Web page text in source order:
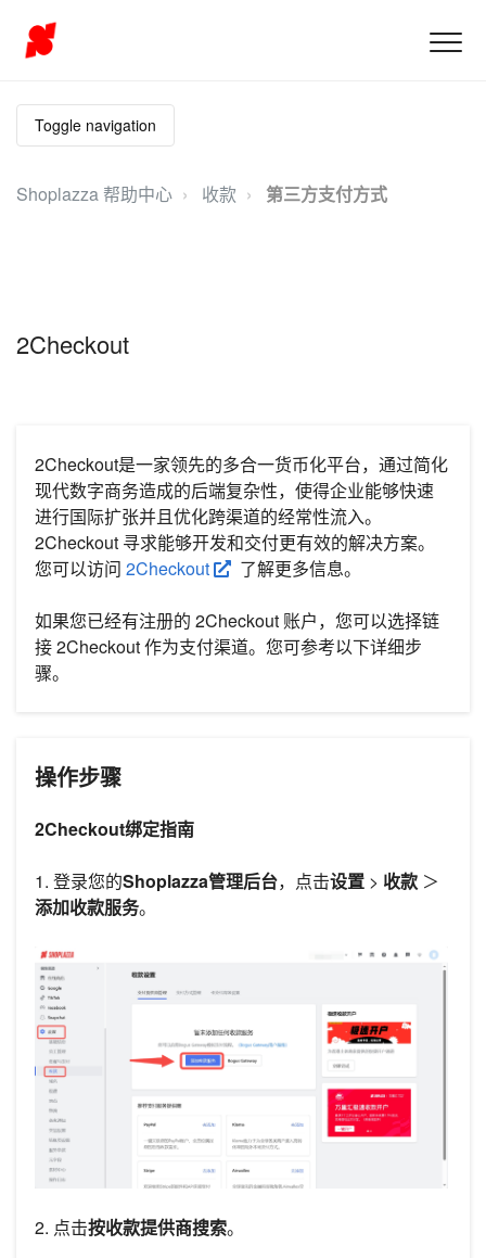
Toggle navigation
Shoplazza 帮助中心 收款 第三方支付方式
2Checkout
2Checkout是一家领先的多合一货币化平台，通过简化
现代数字商务造成的后端复杂性，使得企业能够快速
进行国际扩张并且优化跨渠道的经常性流入。
2Checkout 寻求能够开发和交付更有效的解决方案。
您可以访问 2Checkout 了解更多信息。
如果您已经有注册的 2Checkout 账户，您可以选择链
接 2Checkout 作为支付渠道。您可参考以下详细步
骤。
操作步骤
2Checkout绑定指南
1. 登录您的Shoplazza管理后台，点击设置 > 收款 ＞
添加收款服务。
2. 点击按收款提供商搜索。